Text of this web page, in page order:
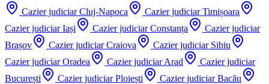
Cazier judiciarCluj-Napoca Cazier judiciarTimișoara
Cazier judiciarIași Cazier judiciarConstanța
Cazier judiciar
Brașov
Cazier judiciarCraiova Cazier judiciar Sibiu
Cazier judiciarOradea Cazier judiciarArad
Cazier judiciar
București
Cazier judiciarPloiești Cazier judiciarBacău